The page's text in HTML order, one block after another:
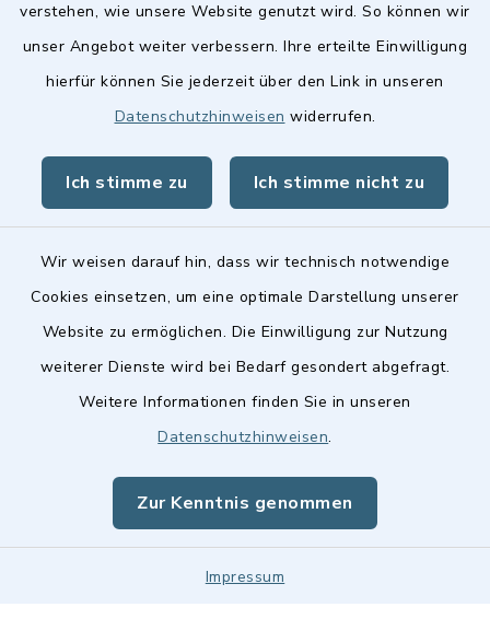
verstehen, wie unsere Website genutzt wird. So können wir
unser Angebot weiter verbessern. Ihre erteilte Einwilligung
hierfür können Sie jederzeit über den Link in unseren
Datenschutzhinweisen widerrufen.
Ich stimme zu Ich stimme nicht zu
Wir weisen darauf hin, dass wir technisch notwendige
Cookies einsetzen, um eine optimale Darstellung unserer
Website zu ermöglichen. Die Einwilligung zur Nutzung
weiterer Dienste wird bei Bedarf gesondert abgefragt.
Weitere Informationen finden Sie in unseren
Datenschutzhinweisen.
Zur Kenntnis genommen
Impressum
Quicklinks
Stellenangebote
Landkreis Fürth
Barrierefreiheit
Impressum
Sitemap